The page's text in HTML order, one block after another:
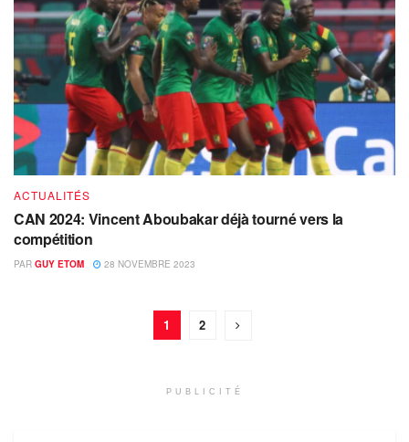
ACTUALITÉS
CAN 2024: Vincent Aboubakar déjà tourné vers la
compétition
PAR GUY ETOM 28 NOVEMBRE 2023
1 2
PUBLICITÉ